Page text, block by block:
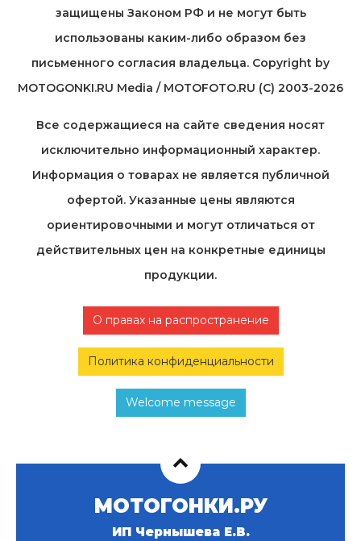
защищены Законом РФ и не могут быть
использованы каким-либо образом без
письменного согласия владельца. Copyright by
MOTOGONKI.RU Media / MOTOFOTO.RU (C) 2003-2026
Все содержащиеся на cайте сведения носят
исключительно информационный характер.
Информация о товарах не является публичной
офертой. Указанные цены являются
ориентировочными и могут отличаться от
действительных цен на конкретные единицы
продукции.
О правах на распространение
Политика конфиденциальности
Welcome message
МОТОГОНКИ.РУ
ИП Чернышева Е.В.